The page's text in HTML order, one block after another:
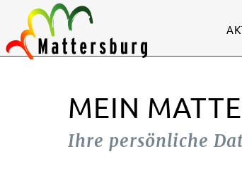
MEIN
Ihre persönliche